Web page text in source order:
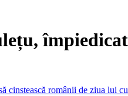
cinstească românii de ziua lui